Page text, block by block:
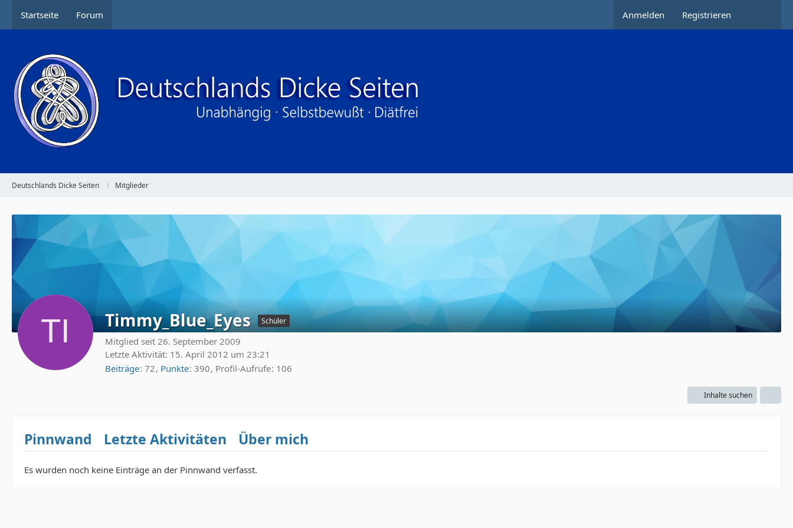
Startseite Forum Anmelden Registrieren
Deutschlands Dicke Seiten Mitglieder
Timmy_Blue_Eyes Schüler
Mitglied seit 26. September 2009
Letzte Aktivität: 15. April 2012 um 23:21
Beiträge 72 Punkte 390 Profil-Aufrufe 106
Inhalte suchen
Pinnwand Letzte Aktivitäten Über mich
Es wurden noch keine Einträge an der Pinnwand verfasst.